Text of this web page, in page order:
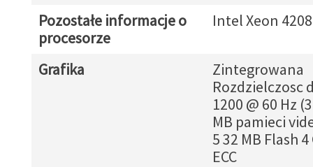
Pozostałe informacje o
procesorze
Intel Xeon 4208
Grafika
Zintegrowana
Rozdzielczosc
1200 @ 60 Hz
MB pamieci
5 32 MB Flash
ECC